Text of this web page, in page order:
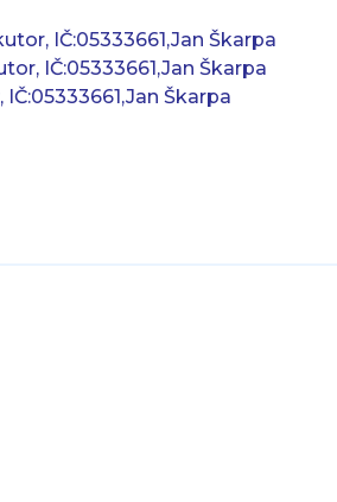
IČ:05333661,Jan Škarpa
IČ:05333661,Jan Škarpa
Škarpa